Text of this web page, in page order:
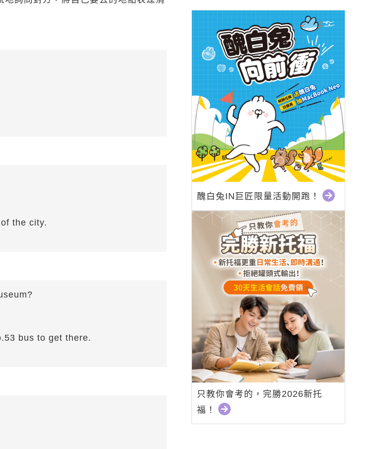
the city.
bus to get there.
醜白兔IN巨匠限量活動開跑！
只教你會考的，完勝2026新托
福！